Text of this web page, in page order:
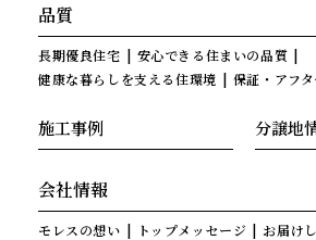
品質
長期優良住宅
安心できる住まいの品質
健康な暮らしを支える住環境
保証・アフ
施工事例 分譲地
会社情報
モレスの想い トップメッセージ
お届け